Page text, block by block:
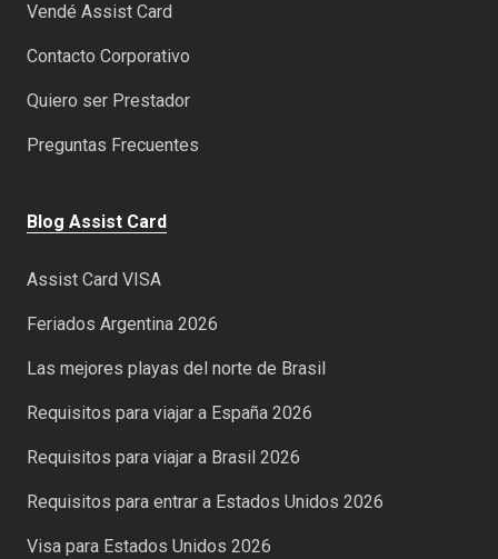
Vendé Assist Card
Contacto Corporativo
Quiero ser Prestador
Preguntas Frecuentes
Blog Assist Card
Assist Card VISA
Feriados Argentina 2026
Las mejores playas del norte de Brasil
Requisitos para viajar a España 2026
Requisitos para viajar a Brasil 2026
Requisitos para entrar a Estados Unidos 2026
Visa para Estados Unidos 2026